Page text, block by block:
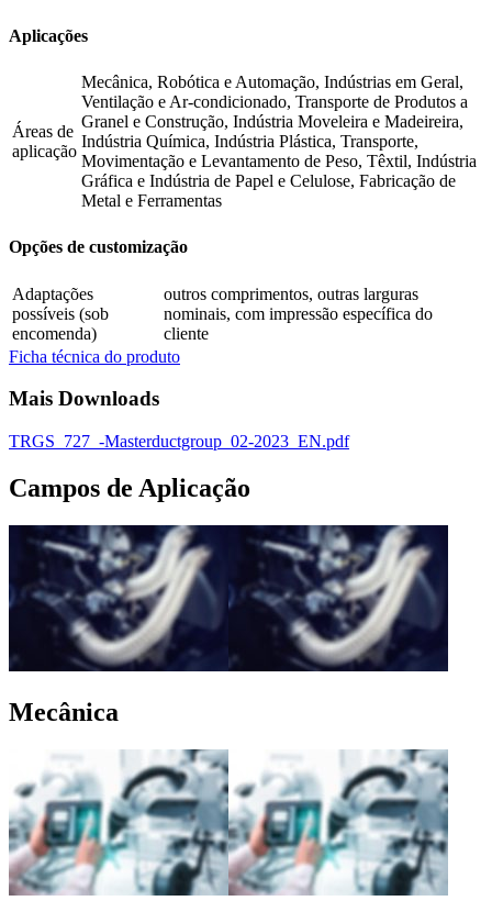
Aplicações
Áreas de
aplicação
Mecânica, Robótica e Automação, Indústrias em Geral,
Ventilação e Ar-condicionado, Transporte de Produtos a
Granel e Construção, Indústria Moveleira e Madeireira,
Indústria Química, Indústria Plástica, Transporte,
Movimentação e Levantamento de Peso, Têxtil, Indústria
Gráfica e Indústria de Papel e Celulose, Fabricação de
Metal e Ferramentas
Opções de customização
Adaptações
possíveis (sob
encomenda)
outros comprimentos, outras larguras
nominais, com impressão específica do
cliente
Ficha técnica do produto
Mais Downloads
TRGS_727_-Masterductgroup_02-2023_EN.pdf
Campos de Aplicação
Mecânica